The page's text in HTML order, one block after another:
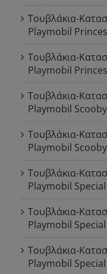
Τουβλάκια-
Playmobil
Τουβλάκια-
Playmobil
Τουβλάκια-
Playmobil
Τουβλάκια-
Playmobil
Τουβλάκια-
Playmobil
Τουβλάκια-
Playmobil
Τουβλάκια-
Playmobil